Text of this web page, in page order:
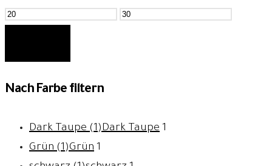
Min.
Max.
Nach Farbe filtern
Dark Taupe (1)Dark Taupe 1
Grün (1)Grün 1